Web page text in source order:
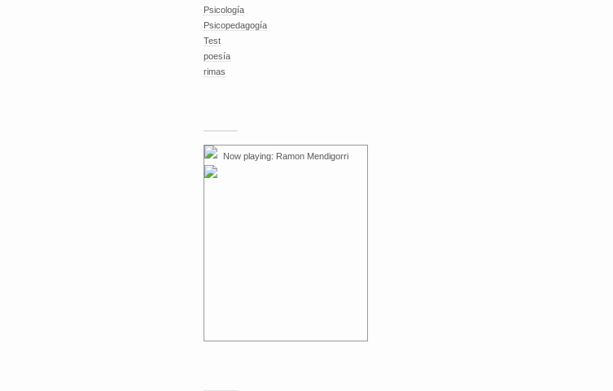
Psicología
Psicopedagogía
Test
poesía
rimas
Now playing: Ramon Mendigorri